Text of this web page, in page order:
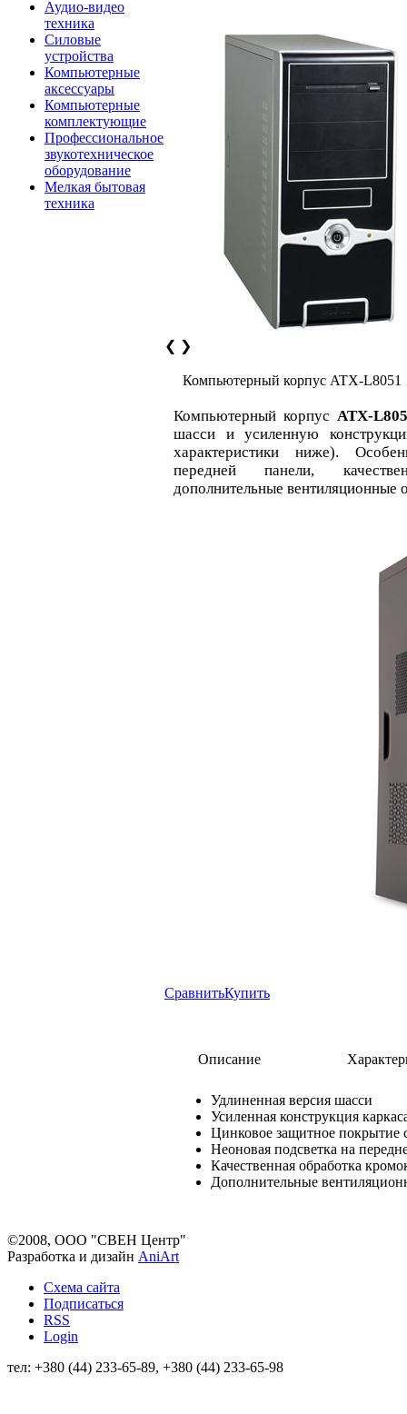
Аудио-видео
техника
Силовые
устройства
Компьютерные
аксессуары
Компьютерные
комплектующие
Профессиональное
звукотехническое
оборудование
Мелкая бытовая
техника
❮ ❯
Компьютерный корпус ATX-L8051
Компьютерный корпус ATX-
шасси и усиленную
характеристики ниже).
передней панели,
дополнительные вентиляционные
СравнитьКупить
Описание
Удлиненная версия шасси
Усиленная конструкция
Цинковое защитное покрытие
Неоновая подсветка на
Качественная обработка
Дополнительные
©2008, ООО "СВЕН Центр"
Разработка и дизайн AniArt
Схема сайта
Подписаться
RSS
Login
тел: +380 (44) 233-65-89, +380 (44) 233-65-98